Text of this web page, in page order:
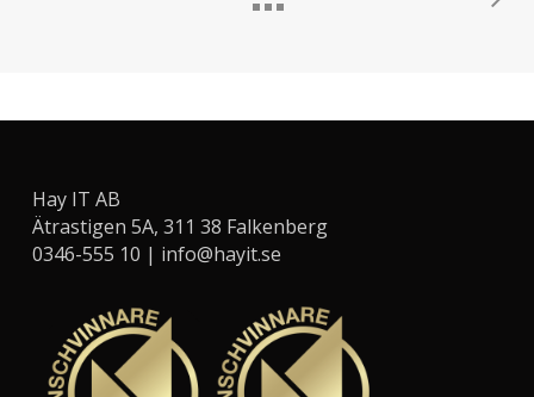
Hay IT AB
Ätrastigen 5A, 311 38 Falkenberg
0346-555 10 | info@hayit.se